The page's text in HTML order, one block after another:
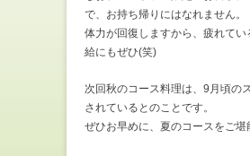
で、お持ち帰りにはなれません。
体力が回復しますから、疲れてい
給にもぜひ(笑)
次回秋のコース料理は、9月頃の
されているとのことです。
ぜひお早めに、夏のコースをご堪